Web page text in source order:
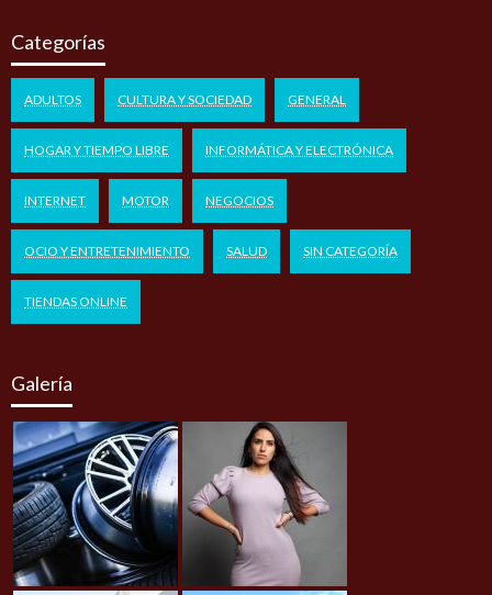
Categorías
ADULTOS CULTURA Y SOCIEDAD GENERAL
HOGAR Y TIEMPO LIBRE INFORMÁTICA Y ELECTRÓNICA
INTERNET MOTOR NEGOCIOS
OCIO Y ENTRETENIMIENTO SALUD SIN CATEGORÍA
TIENDAS ONLINE
Galería